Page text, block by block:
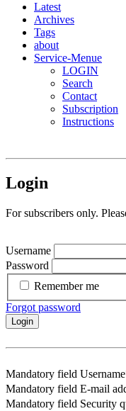
Latest
Archives
Tags
about
Service-Menue
LOGIN
Search
Contact
Subscription
Instructions
Login
For subscribers only.
Username
Password
Remember me
Forgot password
Login
Mandatory field Username
Mandatory field E-mail
Mandatory field Security